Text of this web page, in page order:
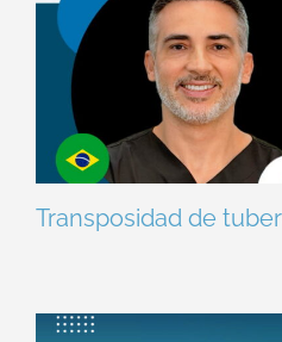
Transposidad de